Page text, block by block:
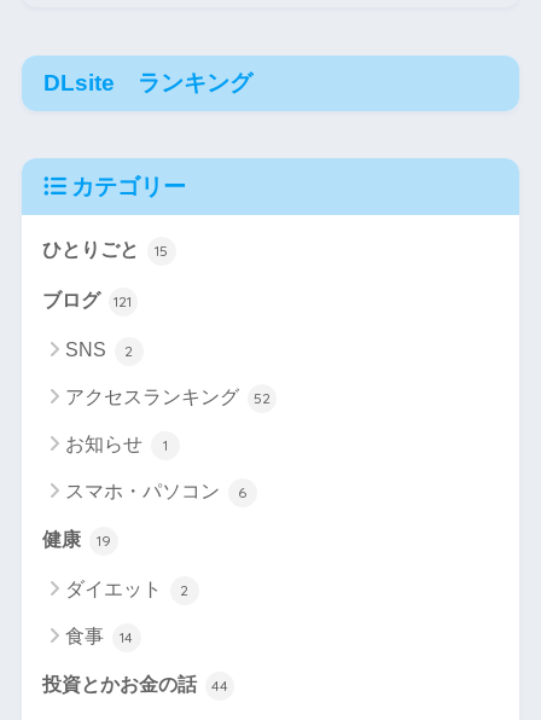
DLsite ランキング
カテゴリー
ひとりごと 15
ブログ 121
SNS 2
アクセスランキング 52
お知らせ 1
スマホ・パソコン 6
健康 19
ダイエット 2
食事 14
投資とかお金の話 44